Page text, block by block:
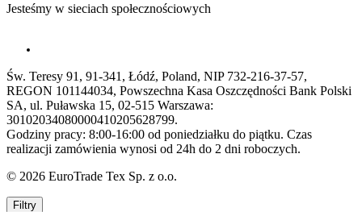
Jesteśmy w sieciach społecznościowych
Św. Teresy 91, 91-341, Łódź, Poland, NIP 732-216-37-57,
REGON 101144034, Powszechna Kasa Oszczędności Bank Polski
SA, ul. Puławska 15, 02-515 Warszawa:
30102034080000410205628799.
Godziny pracy: 8:00-16:00 od poniedziałku do piątku. Czas
realizacji zamówienia wynosi od 24h do 2 dni roboczych.
© 2026 EuroTrade Tex Sp. z o.o.
Filtry